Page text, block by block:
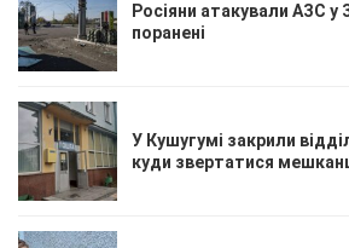
Росіяни атакували АЗС у
поранені
У Кушугумі закрили
куди звертатися